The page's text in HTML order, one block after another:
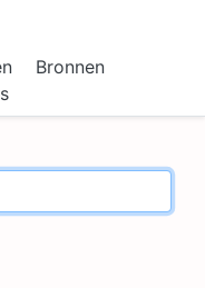
Bronnen